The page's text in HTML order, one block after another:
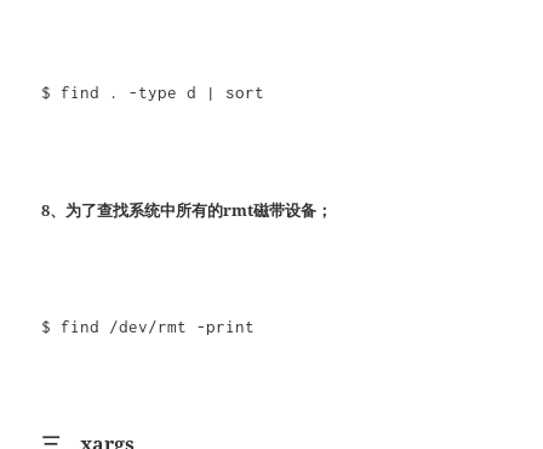
$ find . -type d | sort
8、为了查找系统中所有的rmt磁带设备；
$ find /dev/rmt -print